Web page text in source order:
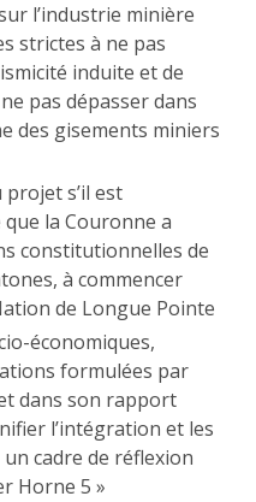
l’industrie minière
strictes à ne pas
induite et de
pas dépasser dans
des gisements miniers
s’il est
la Couronne a
constitutionnelles de
à commencer
de Longue Pointe
économiques,
formulées par
dans son rapport
l’intégration et les
cadre de réflexion
Horne 5 »